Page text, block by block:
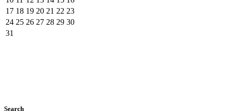
17 18 19 20 21 22 23
24 25 26 27 28 29 30
31
Search